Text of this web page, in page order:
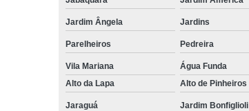
Jardim Ângela Jardins
Parelheiros Pedreira
Vila Mariana
Água Funda
Alto da Lapa
Alto de Pinheiros
Jaraguá Jardim Bonfiglioli